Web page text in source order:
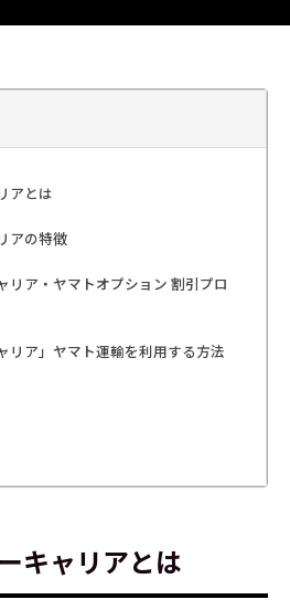
アとは
アの特徴
リア・ヤマトオプション 割引プロ
リア」ヤマト運輸を利用する方法
キャリアとは